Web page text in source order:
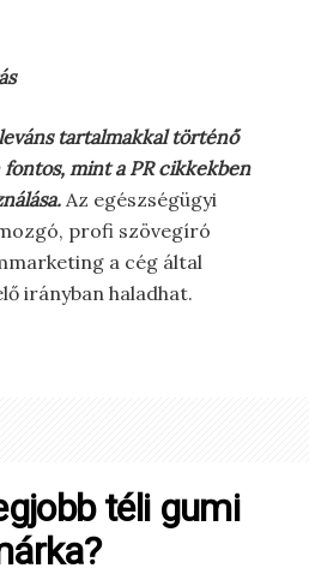
tartalmakkal történő
mint a PR cikkekben
Az egészségügyi
profi szövegíró
a cég által
irányban haladhat.
téli gumi